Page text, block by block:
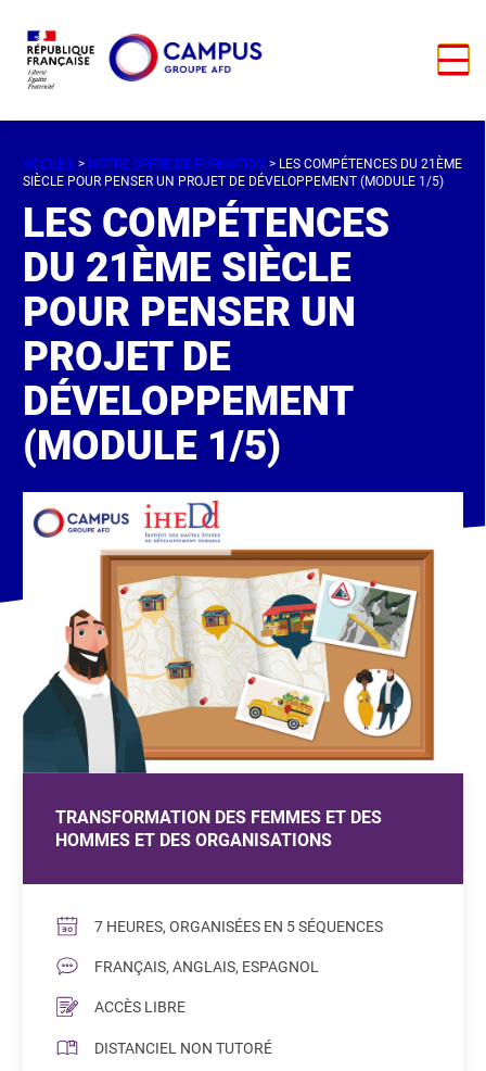
ACCUEIL > NOTRE OFFRE DE FORMATION > LES COMPÉTENCES DU 21ÈME
SIÈCLE POUR PENSER UN PROJET DE DÉVELOPPEMENT (MODULE 1/5)
LES COMPÉTENCES
DU 21ÈME SIÈCLE
POUR PENSER UN
PROJET DE
DÉVELOPPEMENT
(MODULE 1/5)
TRANSFORMATION DES FEMMES ET DES
HOMMES ET DES ORGANISATIONS
7 HEURES, ORGANISÉES EN 5 SÉQUENCES
FRANÇAIS, ANGLAIS, ESPAGNOL
ACCÈS LIBRE
DISTANCIEL NON TUTORÉ